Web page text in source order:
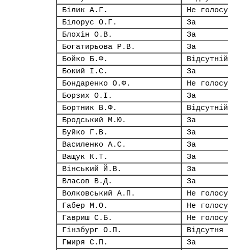
Білик А.Г.
Не
Білорус О.Г.
За
Блохін О.В.
За
Богатирьова Р.В.
За
Бойко Б.Ф.
Відсутній
Бокий І.С.
За
Бондаренко О.Ф.
Не
Борзих О.І.
За
Бортник В.Ф.
Відсутній
Бродський М.Ю.
За
Буйко Г.В.
За
Василенко А.С.
За
Ващук К.Т.
За
Вінський Й.В.
За
Власов В.Д.
За
Волковський А.П.
Не
Габер М.О.
Не
Гавриш С.Б.
Не
Гінзбург О.П.
Відсутня
Гмиря С.П.
За